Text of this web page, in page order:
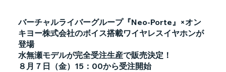
バーチャルライバーグループ『Neo-Porte』×オン
キヨー株式会社のボイス搭載ワイヤレスイヤホンが
登場
水無瀬モデルが完全受注生産で販売決定！
８月７日（金）15：00から受注開始